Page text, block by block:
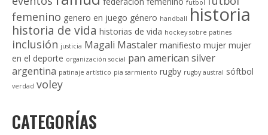
futbol
femenino genero en juego género handball historia
historia de vida historias de vida hockey sobre patines
inclusión justicia Magali Mastaler manifiesto mujer mujer
en el deporte organización social pan american silver
argentina patinaje artístico pia sarmiento rugby rugby austral sóftbol
verdad voley
CATEGORÍAS